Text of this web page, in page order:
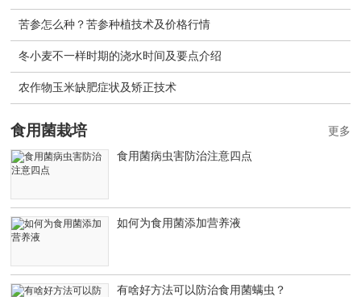
苦参怎么种？苦参种植技术及价格行情
冬小麦不一样时期的浇水时间及要点介绍
农作物玉米缺肥症状及矫正技术
食用菌栽培
食用菌病虫害防治注意四点
如何为食用菌添加营养液
有啥好方法可以防治食用菌螨虫？
更多